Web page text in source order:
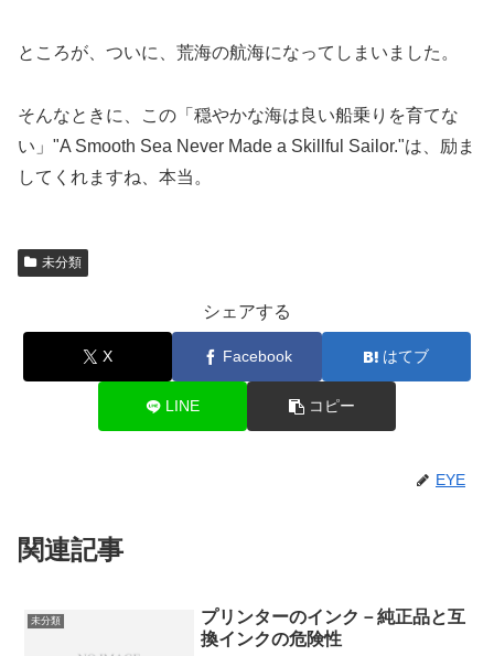
ところが、ついに、荒海の航海になってしまいました。
そんなときに、この「穏やかな海は良い船乗りを育てな
い」"A Smooth Sea Never Made a Skillful Sailor."は、励ま
してくれますね、本当。
未分類
シェアする
X Facebook はてブ
LINE コピー
EYE
関連記事
未分類
プリンターのインク－純正品と互
換インクの危険性